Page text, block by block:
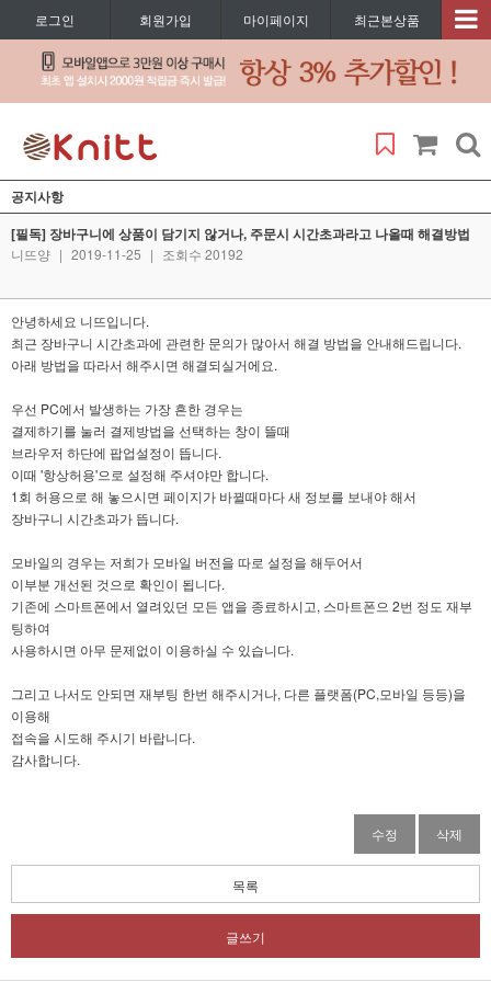
로그인 회원가입 마이페이지 최근본상품
공지사항
[필독] 장바구니에 상품이 담기지 않거나, 주문시 시간초과라고 나올때 해결방법
니뜨양 | 2019-11-25 | 조회수 20192
안녕하세요 니뜨입니다.
최근 장바구니 시간초과에 관련한 문의가 많아서 해결 방법을 안내해드립니다.
아래 방법을 따라서 해주시면 해결되실거에요.
우선 PC에서 발생하는 가장 흔한 경우는
결제하기를 눌러 결제방법을 선택하는 창이 뜰때
브라우저 하단에 팝업설정이 뜹니다.
이때 '항상허용'으로 설정해 주셔야만 합니다.
1회 허용으로 해 놓으시면 페이지가 바뀔때마다 새 정보를 보내야 해서
장바구니 시간초과가 뜹니다.
모바일의 경우는 저희가 모바일 버전을 따로 설정을 해두어서
이부분 개선된 것으로 확인이 됩니다.
기존에 스마트폰에서 열려있던 모든 앱을 종료하시고, 스마트폰으 2번 정도 재부
팅하여
사용하시면 아무 문제없이 이용하실 수 있습니다.
그리고 나서도 안되면 재부팅 한번 해주시거나, 다른 플랫폼(PC,모바일 등등)을
이용해
접속을 시도해 주시기 바랍니다.
감사합니다.
수정 삭제
목록
글쓰기